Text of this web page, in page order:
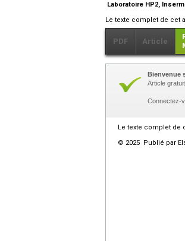
Laboratoire HP2,
Le texte complet de cet
PDF Article
Bienvenue
Article gratuit.
Connectez-
Le texte complet de
© 2025 Publié par